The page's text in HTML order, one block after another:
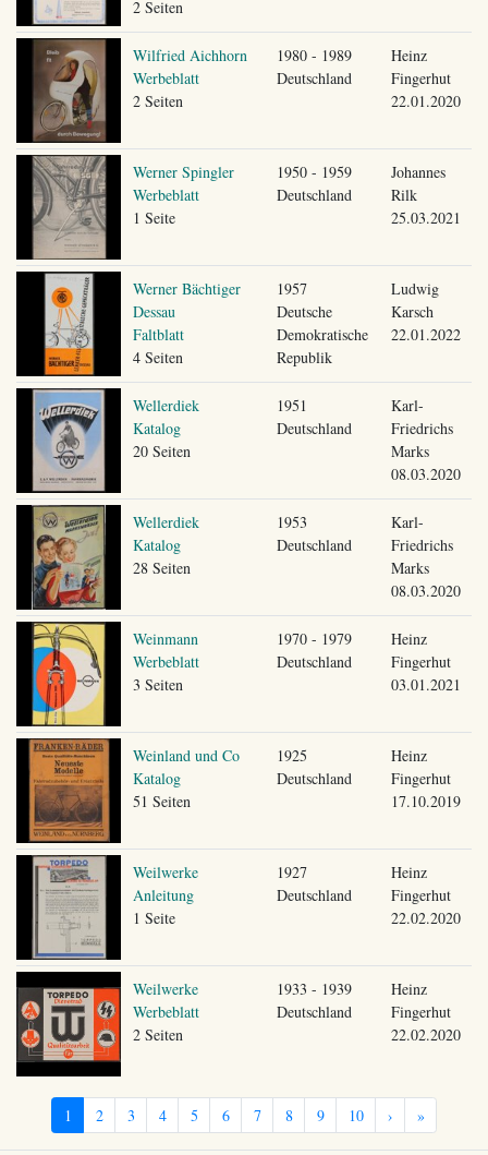
2 Seiten
Wilfried Aichhorn
Werbeblatt
2 Seiten
1980 - 1989
Deutschland
Heinz
Fingerhut
22.01.2020
Werner Spingler
Werbeblatt
1 Seite
1950 - 1959
Deutschland
Johannes
Rilk
25.03.2021
Werner Bächtiger
Dessau
Faltblatt
4 Seiten
1957
Deutsche
Demokratische
Republik
Ludwig
Karsch
22.01.2022
Wellerdiek
Katalog
20 Seiten
1951
Deutschland
Karl-
Friedrichs
Marks
08.03.2020
Wellerdiek
Katalog
28 Seiten
1953
Deutschland
Karl-
Friedrichs
Marks
08.03.2020
Weinmann
Werbeblatt
3 Seiten
1970 - 1979
Deutschland
Heinz
Fingerhut
03.01.2021
Weinland und Co
Katalog
51 Seiten
1925
Deutschland
Heinz
Fingerhut
17.10.2019
Weilwerke
Anleitung
1 Seite
1927
Deutschland
Heinz
Fingerhut
22.02.2020
Weilwerke
Werbeblatt
2 Seiten
1933 - 1939
Deutschland
Heinz
Fingerhut
22.02.2020
1 2 3 4 5 6 7 8 9 10 › »